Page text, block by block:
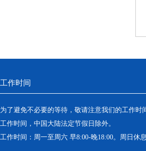
工作时间
为了避免不必要的等待，敬请注意我们的工作时
工作时间，中国大陆法定节假日除外。
工作时间：周一至周六 早8:00-晚18:00。周日休息